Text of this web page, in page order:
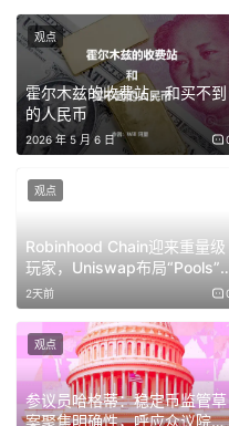
基差与期限结构成四季
年化基差序列（用于衡量
中旬高位回落，需持续观
这将意味着头寸结构更健康
若基差快速反弹至15%以
新积聚。
宏观因素仍存边际影响。
期国债收益率徘徊在4%
强。
霍尔木兹的收费站，和买不到
的人民币
2026 年 5 月 6 日
观点
Robinhood Chain迎来重量级
玩家，Uniswap布局“Pools”
传递哪儿些信号？
2天前
观点
参议员哈格蒂：稳定币监管草
案聚焦明确性，呼应众议院法
观点